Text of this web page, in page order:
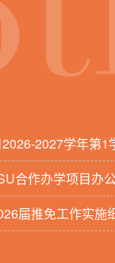
2027学年第1
合作办学项目办
届推免工作实施